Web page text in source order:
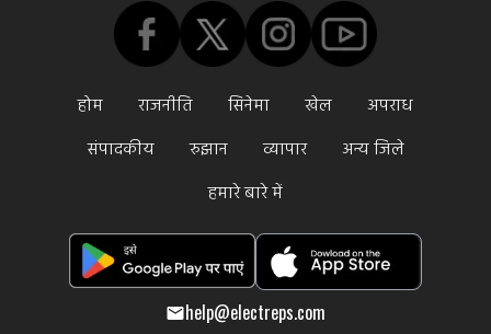
होम राजनीति सिनेमा खेल
अपराध
संपादकीय
रुझान व्यापार
अन्य जिले
हमारे बारे में
help@electreps.com